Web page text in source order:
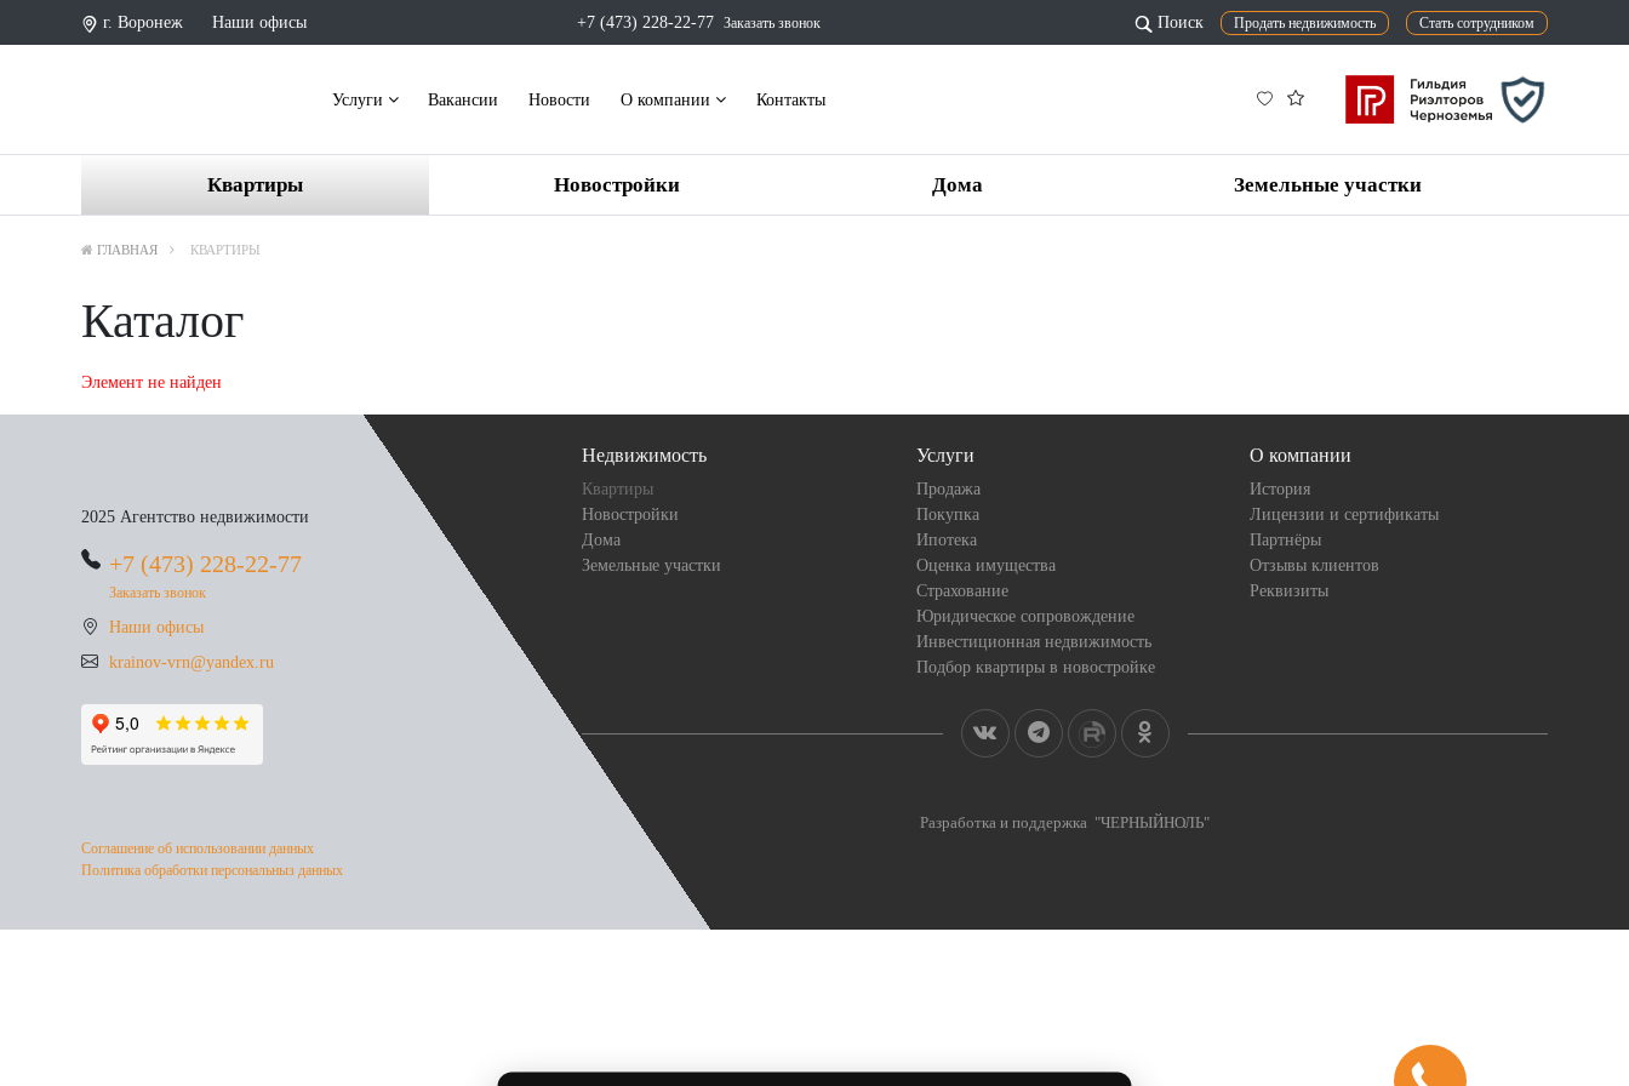
г. Воронеж Наши офисы +7 (473) 228-22-77 Заказать звонок Поиск Продать недвижимость Стать сотрудником
Услуги Вакансии Новости О компании Контакты
Квартиры Новостройки Дома Земельные участки
ГЛАВНАЯ КВАРТИРЫ
Каталог
Элемент не найден
2025 Агентство недвижимости
+7 (473) 228-22-77
Заказать звонок
Наши офисы
krainov-vrn@yandex.ru
Соглашение об использовании данных
Политика обработки персональныз данных
Недвижимость
Квартиры
Новостройки
Дома
Земельные участки
Услуги
Продажа
Покупка
Ипотека
Оценка имущества
Страхование
Юридическое сопровождение
Инвестиционная недвижимость
Подбор квартиры в новостройке
О компании
История
Лицензии и сертификаты
Партнёры
Отзывы клиентов
Реквизиты
Разработка и поддержка "ЧЕРНЫЙНОЛЬ"